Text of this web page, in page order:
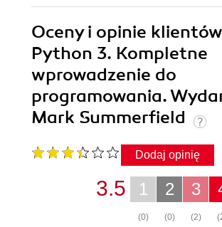
Oceny i opinie
Python 3. Kompletne
wprowadzenie do
programowania.
Mark Summerfield
Dodaj opinię
3
(2)
2
(0)
1
(0)
3.5